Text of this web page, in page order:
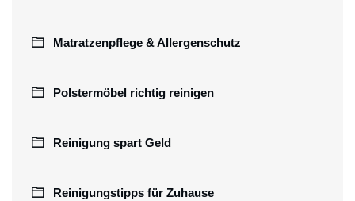
Matratzenpflege & Allergenschutz
Polstermöbel richtig reinigen
Reinigung spart Geld
Reinigungstipps für Zuhause